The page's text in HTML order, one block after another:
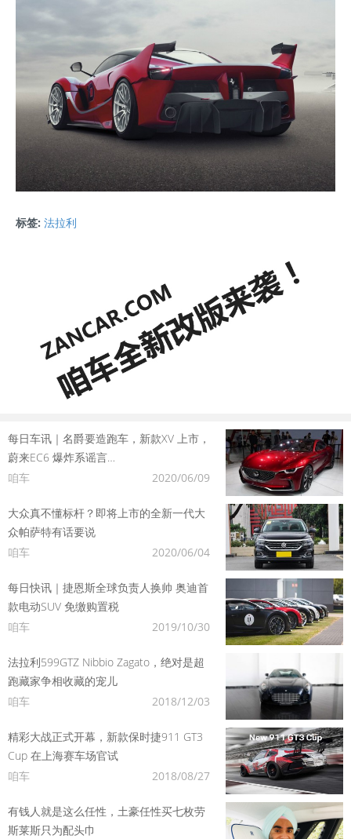
标签: 法拉利
每日车讯｜名爵要造跑车，新款XV 上市，
蔚来EC6 爆炸系谣言…
咱车
2020/06/09
大众真不懂标杆？即将上市的全新一代大
众帕萨特有话要说
咱车
2020/06/04
每日快讯｜捷恩斯全球负责人换帅 奥迪首
款电动SUV 免缴购置税
咱车
2019/10/30
法拉利599GTZ Nibbio Zagato，绝对是超
跑藏家争相收藏的宠儿
咱车
2018/12/03
精彩大战正式开幕，新款保时捷911 GT3
Cup 在上海赛车场官试
咱车
2018/08/27
有钱人就是这么任性，土豪任性买七枚劳
斯莱斯只为配头巾